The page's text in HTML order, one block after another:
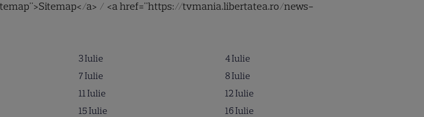
a> / <a href="https://tvmania.libertatea.ro/news-
3 Iulie
4 Iulie
7 Iulie
8 Iulie
11 Iulie
12 Iulie
15 Iulie
16 Iulie